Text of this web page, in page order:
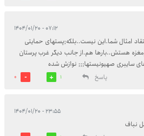
۰۷:۱۲ - ۱۴۰۴/۰۱/۲۰
امثال شما.این نیست..بلکه;پستهای حمایتی
هستش..بارها هم.از جانب دیگر غرب پرستان
سایبری صهیونیستها;;; نوازش شده
پاسخ
1
0
۲۳:۵۵ - ۱۴۰۴/۰۱/۲۰
نباف